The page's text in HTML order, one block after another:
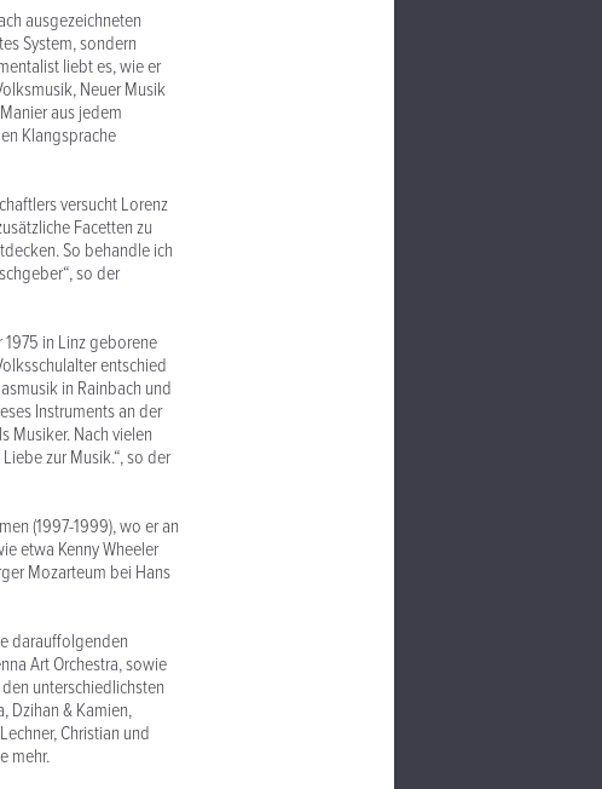
ausgezeichneten
System, sondern
liebt es, wie er
Neuer Musik
aus jedem
Klangsprache
versucht Lorenz
Facetten zu
So behandle ich
so der
in Linz geborene
entschied
in Rainbach und
Instruments an der
Musiker. Nach vielen
zur Musik.“, so der
(1997-1999), wo er an
etwa Kenny Wheeler
Mozarteum bei Hans
darauffolgenden
Art Orchestra, sowie
unterschiedlichsten
Dzihan & Kamien,
Christian und
mehr.